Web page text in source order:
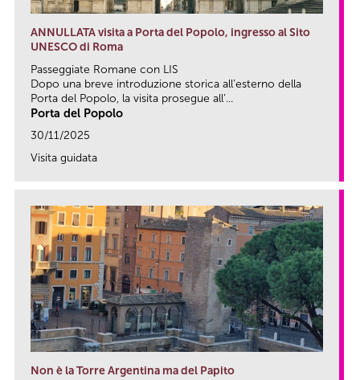
ANNULLATA visita a Porta del Popolo, ingresso al Sito
UNESCO di Roma
Passeggiate Romane con LIS
Dopo una breve introduzione storica all’esterno della
Porta del Popolo, la visita prosegue all’...
Porta del Popolo
30/11/2025
Visita guidata
Non è la Torre Argentina ma del Papito